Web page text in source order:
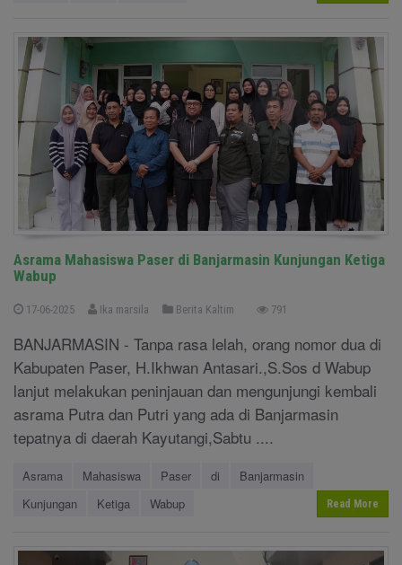
Asrama Mahasiswa Paser di Banjarmasin Kunjungan Ketiga
Wabup
17-06-2025 Ika marsila Berita Kaltim 791
BANJARMASIN - Tanpa rasa lelah, orang nomor dua di
Kabupaten Paser, H.Ikhwan Antasari.,S.Sos d Wabup
lanjut melakukan peninjauan dan mengunjungi kembali
asrama Putra dan Putri yang ada di Banjarmasin
tepatnya di daerah Kayutangi,Sabtu ....
Asrama Mahasiswa Paser di
Banjarmasin
Kunjungan
Ketiga Wabup Read More